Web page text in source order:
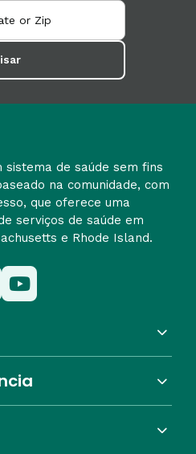
de saúde sem fins
na comunidade, com
que oferece uma
serviços de saúde em
e Rhode Island.